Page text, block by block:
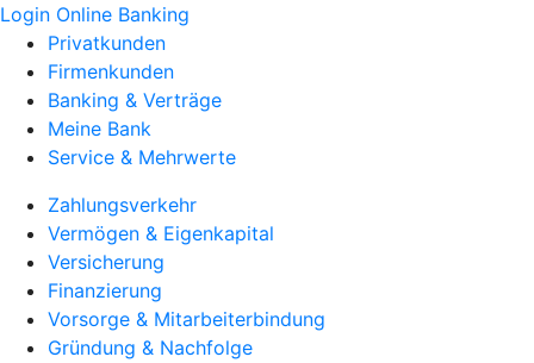
Login Online Banking
Privatkunden
Firmenkunden
Banking & Verträge
Meine Bank
Service & Mehrwerte
Zahlungsverkehr
Vermögen & Eigenkapital
Versicherung
Finanzierung
Vorsorge & Mitarbeiterbindung
Gründung & Nachfolge